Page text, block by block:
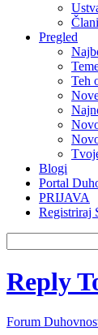
Člani
Pregled
Teh
Blogi
Portal
PRIJAVA
Registriraj
Reply
Forum